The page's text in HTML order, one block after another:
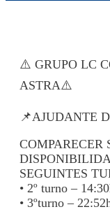
⚠️ GRUPO LC
ASTRA⚠️
📌AJUDANTE
COMPARECER
SEGUINTES
• 2º turno –
• 3ºturno –